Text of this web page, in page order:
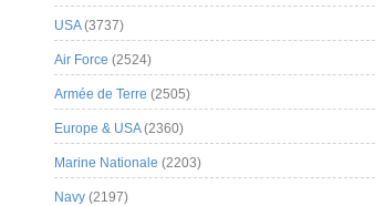
USA(3737)
Air Force (2524)
Armée de Terre (2505)
Europe & USA(2360)
Marine Nationale (2203)
Navy (2197)